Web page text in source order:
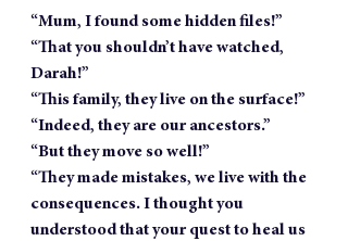
“Mum, I found some hidden files!”
“That you shouldn’t have watched,
Darah!”
“This family, they live on the surface!”
“Indeed, they are our ancestors.”
“But they move so well!”
“They made mistakes, we live with the
consequences. I thought you
understood that your quest to heal us